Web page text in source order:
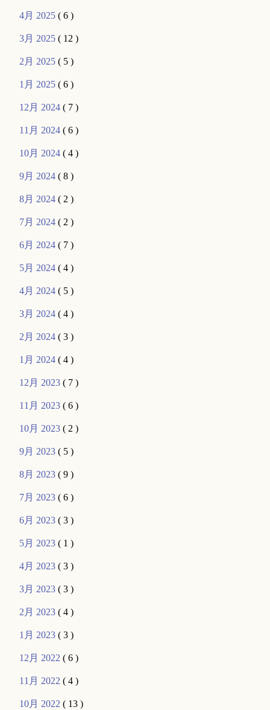
4月 2025( 6 )
3月 2025( 12 )
2月 2025( 5 )
1月 2025( 6 )
12月 2024( 7 )
11月 2024( 6 )
10月 2024( 4 )
9月 2024( 8 )
8月 2024( 2 )
7月 2024( 2 )
6月 2024( 7 )
5月 2024( 4 )
4月 2024( 5 )
3月 2024( 4 )
2月 2024( 3 )
1月 2024( 4 )
12月 2023( 7 )
11月 2023( 6 )
10月 2023( 2 )
9月 2023( 5 )
8月 2023( 9 )
7月 2023( 6 )
6月 2023( 3 )
5月 2023( 1 )
4月 2023( 3 )
3月 2023( 3 )
2月 2023( 4 )
1月 2023( 3 )
12月 2022( 6 )
11月 2022( 4 )
10月 2022( 13 )